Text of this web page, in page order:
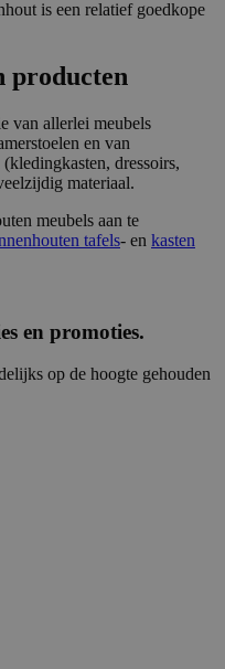
is een relatief goedkope
producten
van allerlei meubels
en van
dressoirs,
materiaal.
meubels aan te
tafels- en kasten
en promoties.
op de hoogte gehouden